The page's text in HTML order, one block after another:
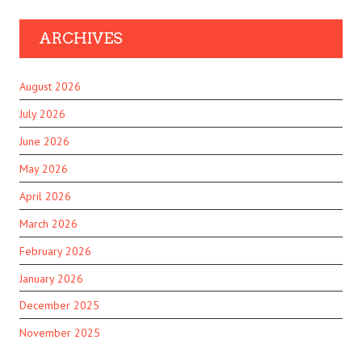
ARCHIVES
August 2026
July 2026
June 2026
May 2026
April 2026
March 2026
February 2026
January 2026
December 2025
November 2025